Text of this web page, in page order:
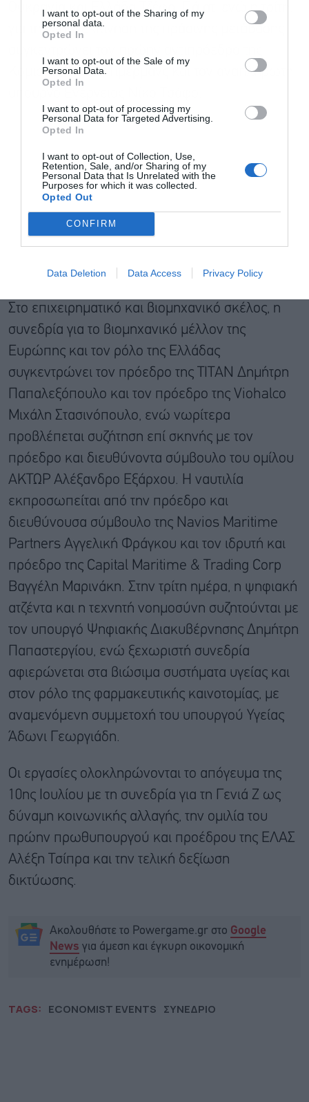
I want to opt-out of the Sharing of my
personal data.
Opted In
I want to opt-out of the Sale of my
Personal Data.
Opted In
I want to opt-out of processing my
Personal Data for Targeted Advertising.
Opted In
I want to opt-out of Collection, Use,
Retention, Sale, and/or Sharing of my
Personal Data that Is Unrelated with the
Purposes for which it was collected.
Opted Out
CONFIRM
Data Deletion Data Access Privacy Policy
Ουκρανία και Ελλάδα Τζέφρι Πάιατ, ενώ η τρίτη,
για την επανεκκίνηση της πράσινης μετάβασης,
Κομισιόν Φρανς Τίμερμανς και τον αναπληρωτή
Στο επιχειρηματικό και βιομηχανικό σκέλος, η
συνεδρία για το βιομηχανικό μέλλον της
Ευρώπης και τον ρόλο της Ελλάδας
συγκεντρώνει τον πρόεδρο της ΤΙΤΑΝ Δημήτρη
Παπαλεξόπουλο και τον πρόεδρο της Viohalco
Μιχάλη Στασινόπουλο, ενώ νωρίτερα
προβλέπεται συζήτηση επί σκηνής με τον
πρόεδρο και διευθύνοντα σύμβουλο του ομίλου
ΑΚΤΩΡ Αλέξανδρο Εξάρχου. Η ναυτιλία
εκπροσωπείται από την πρόεδρο και
διευθύνουσα σύμβουλο της Navios Maritime
Partners Αγγελική Φράγκου και τον ιδρυτή και
πρόεδρο της Capital Maritime & Trading Corp
Βαγγέλη Μαρινάκη. Στην τρίτη ημέρα, η ψηφιακή
ατζέντα και η τεχνητή νοημοσύνη συζητούνται με
τον υπουργό Ψηφιακής Διακυβέρνησης Δημήτρη
Παπαστεργίου, ενώ ξεχωριστή συνεδρία
αφιερώνεται στα βιώσιμα συστήματα υγείας και
στον ρόλο της φαρμακευτικής καινοτομίας, με
αναμενόμενη συμμετοχή του υπουργού Υγείας
Άδωνι Γεωργιάδη.
Οι εργασίες ολοκληρώνονται το απόγευμα της
10ης Ιουλίου με τη συνεδρία για τη Γενιά Z ως
δύναμη κοινωνικής αλλαγής, την ομιλία του
πρώην πρωθυπουργού και προέδρου της ΕΛΑΣ
Αλέξη Τσίπρα και την τελική δεξίωση
δικτύωσης.
Ακολουθήστε το Powergame.gr στο Google
News για άμεση και έγκυρη οικονομική
ενημέρωση!
TAGS: ECONOMIST EVENTS ΣΥΝΕΔΡΙΟ